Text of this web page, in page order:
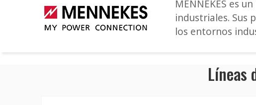
MENNEKES es
industriales. Sus
los entornos
Líneas